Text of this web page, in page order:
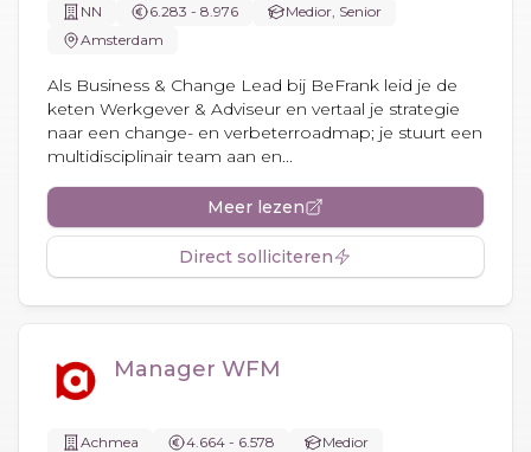
NN 6.283 - 8.976
Medior, Senior
Amsterdam
Als Business & Change Lead bij BeFrank leid je de
keten Werkgever & Adviseur en vertaal je strategie
naar een change- en verbeterroadmap; je stuurt een
multidisciplinair team aan en...
Meer lezen
Direct solliciteren
Manager WFM
Achmea 4.664 - 6.578
Medior